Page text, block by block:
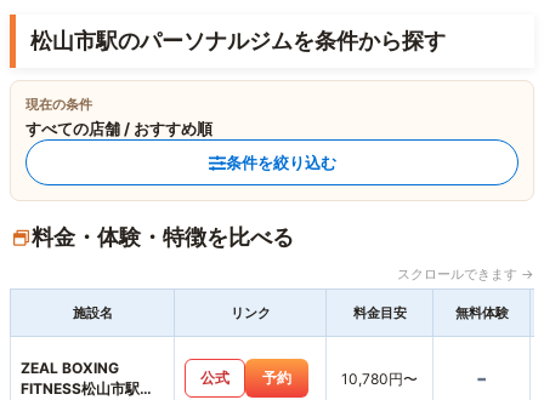
松山市駅のパーソナルジムを条件から探す
現在の条件
すべての店舗 / おすすめ順
条件を絞り込む
料金・体験・特徴を比べる
スクロールできます →
施設名 リンク 料金目安 無料体験
ZEAL BOXING
FITNESS松山市駅前
公式 予約 10,780円〜 -